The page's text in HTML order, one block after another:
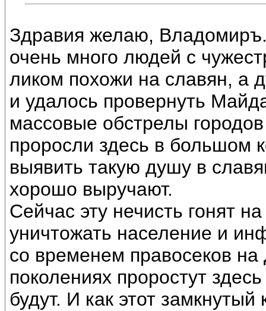
Здравия желаю,
очень много людей с
ликом похожи на славян,
и удалось провернуть
массовые обстрелы
проросли здесь в большом
выявить такую душу в
хорошо выручают.
Сейчас эту нечисть гонят
уничтожать население и
со временем правосеков
поколениях проростут
будут. И как этот